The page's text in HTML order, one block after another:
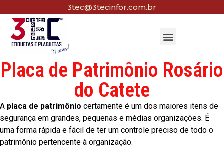
3tec@3tecinfor.com.br
Placa de Patrimônio Rosário
do Catete
A placa de patrimônio certamente é um dos maiores itens de
segurança em grandes, pequenas e médias organizações. É
uma forma rápida e fácil de ter um controle preciso de todo o
patrimônio pertencente à organização.